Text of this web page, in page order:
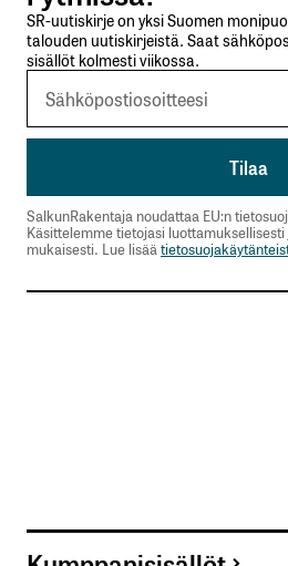
SR-uutiskirje on yksi Suomen
talouden uutiskirjeistä. Saat
sisällöt kolmesti viikossa.
SalkunRakentaja noudattaa EU:n
Käsittelemme tietojasi
mukaisesti. Lue lisää